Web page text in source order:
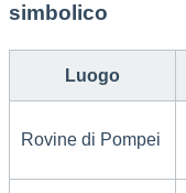
simbolico
Luogo
Rovine di Pompei